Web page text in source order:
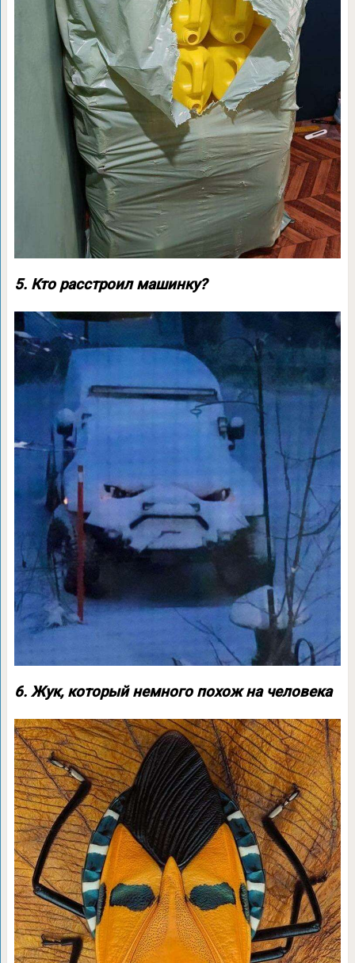
5. Кто расстроил машинку?
6. Жук, который немного похож на человека